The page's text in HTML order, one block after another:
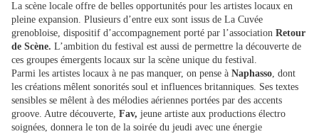
La scène locale offre de belles opportunités pour les artistes locaux en
pleine expansion. Plusieurs d’entre eux sont issus de La Cuvée
grenobloise, dispositif d’accompagnement porté par l’association Retour
de Scène. L’ambition du festival est aussi de permettre la découverte de
ces groupes émergents locaux sur la scène unique du festival.
Parmi les artistes locaux à ne pas manquer, on pense à Naphasso, dont
les créations mêlent sonorités soul et influences britanniques. Ses textes
sensibles se mêlent à des mélodies aériennes portées par des accents
groove. Autre découverte, Fav, jeune artiste aux productions électro
soignées, donnera le ton de la soirée du jeudi avec une énergie